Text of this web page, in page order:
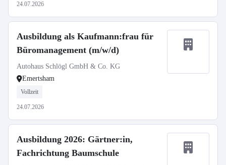
24.07.2026
Ausbildung als Kaufmann:frau für
Büromanagement (m/w/d)
Autohaus Schlögl GmbH & Co. KG
Emertsham
Vollzeit
24.07.2026
Ausbildung 2026: Gärtner:in,
Fachrichtung Baumschule